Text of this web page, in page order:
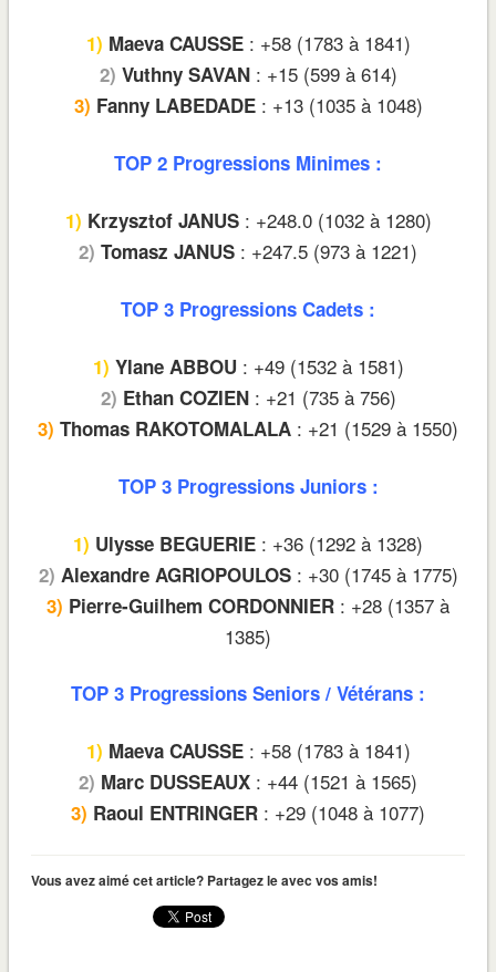
1) Maeva CAUSSE: +58 (1783 à 1841)
2) Vuthny SAVAN: +15 (599 à 614)
3) Fanny LABEDADE: +13 (1035 à 1048)
TOP 2 Progressions Minimes :
1) Krzysztof JANUS: +248.0 (1032 à 1280)
2) Tomasz JANUS : +247.5 (973 à 1221)
TOP 3 Progressions Cadets :
1) Ylane ABBOU : +49 (1532 à 1581)
2) Ethan COZIEN: +21 (735 à 756)
3) Thomas RAKOTOMALALA : +21 (1529 à 1550)
TOP 3 Progressions Juniors :
1) Ulysse BEGUERIE : +36 (1292 à 1328)
2) Alexandre AGRIOPOULOS: +30 (1745 à 1775)
3) Pierre-Guilhem CORDONNIER : +28 (1357 à
1385)
TOP 3 Progressions Seniors / Vétérans :
1) Maeva CAUSSE: +58 (1783 à 1841)
2) Marc DUSSEAUX : +44 (1521 à 1565)
3) Raoul ENTRINGER : +29 (1048 à 1077)
Vous avez aimé cet article? Partagez le avec vos amis!